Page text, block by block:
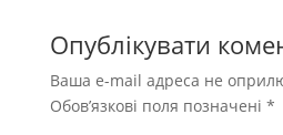
Опублікувати
Ваша e-mail адреса не
Обов’язкові поля позначені *